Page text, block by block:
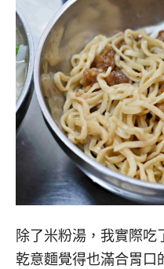
除了米粉湯，我實際吃
乾意麵覺得也滿合胃口